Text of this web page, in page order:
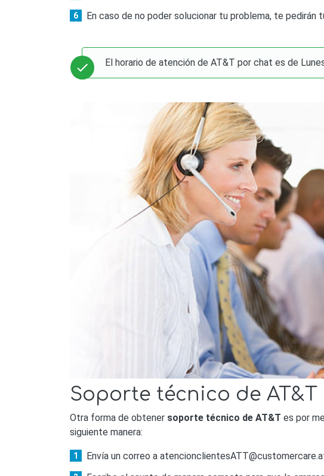
En caso de no poder solucionar tu problema, te
El horario de atención de AT&T por chat es de
Soporte técnico de
Otra forma de obtener soporte técnico de AT&T es por
siguiente manera:
Envía un correo a